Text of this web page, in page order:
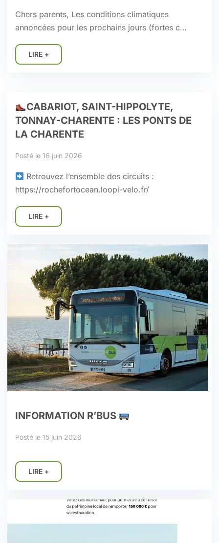
Chers parents, Les conditions climatiques
annoncées pour les prochains jours (fortes c…
LIRE +
CABARIOT, SAINT-HIPPOLYTE,
TONNAY-CHARENTE : LES PONTS DE
LA CHARENTE
Posté le 16 juin 2026
Retrouvez l’ensemble des circuits :
https://rochefortocean.loopi-velo.fr/
LIRE +
INFORMATION R’BUS
Posté le 15 juin 2026
LIRE +